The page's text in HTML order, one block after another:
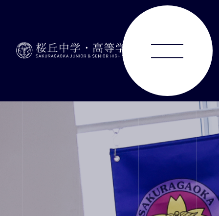
JUNIOR HIGH SCHOOL
SENIOR HIGH SCHOOL